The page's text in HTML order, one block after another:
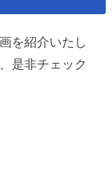
を紹介いたし
是非チェック